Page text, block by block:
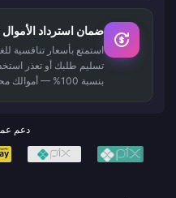
ضمان استرداد الأموال
استمتع بأسعار تنافسية
تسليم طلبك أو تعذر
بنسبة 100% — أموالك محمية دائماً.
دعم